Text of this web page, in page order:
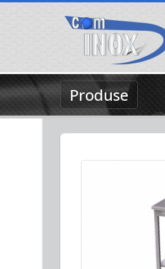
Produse